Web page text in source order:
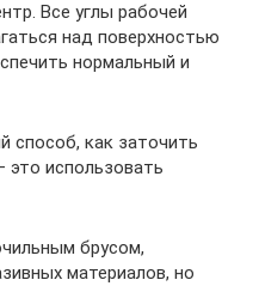
Все углы рабочей
над поверхностью
нормальный и
способ, как заточить
это использовать
брусом,
материалов, но